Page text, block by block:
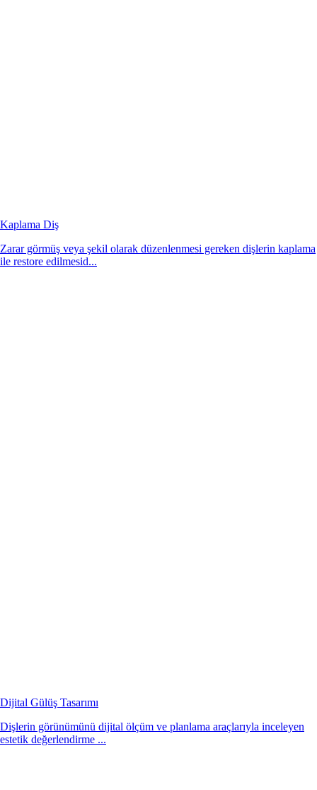
Kaplama Diş
Zarar görmüş veya şekil olarak düzenlenmesi gereken dişlerin kaplama
ile restore edilmesid...
Dijital Gülüş Tasarımı
Dişlerin görünümünü dijital ölçüm ve planlama araçlarıyla inceleyen
estetik değerlendirme ...